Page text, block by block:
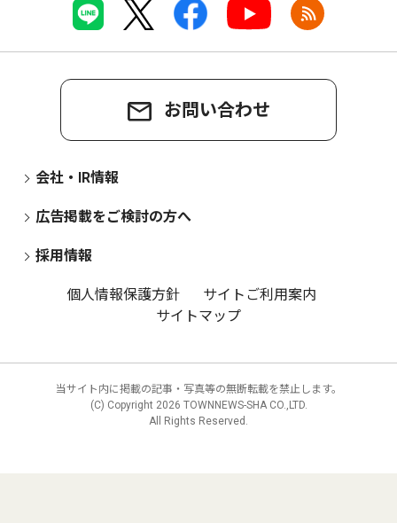
お問い合わせ
会社・IR情報
広告掲載をご検討の方へ
採用情報
個人情報保護方針
サイトご利用案内
サイトマップ
当サイト内に掲載の記事・写真等の無断転載を禁止します。
(C) Copyright 2026 TOWNNEWS-SHA CO.,LTD.
All Rights Reserved.